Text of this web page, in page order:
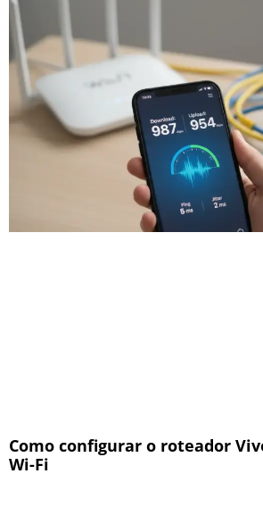
Como configurar o roteador
Wi-Fi